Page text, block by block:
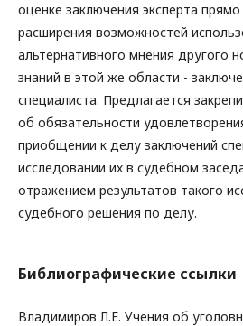
оценке заключения эксперта прямо
расширения возможностей
альтернативного мнения другого
знаний в этой же области -
специалиста. Предлагается
об обязательности
приобщении к делу заключений
исследовании их в судебном
отражением результатов такого
судебного решения по делу.
Библиографические ссылки
Владимиров Л.Е. Учения об